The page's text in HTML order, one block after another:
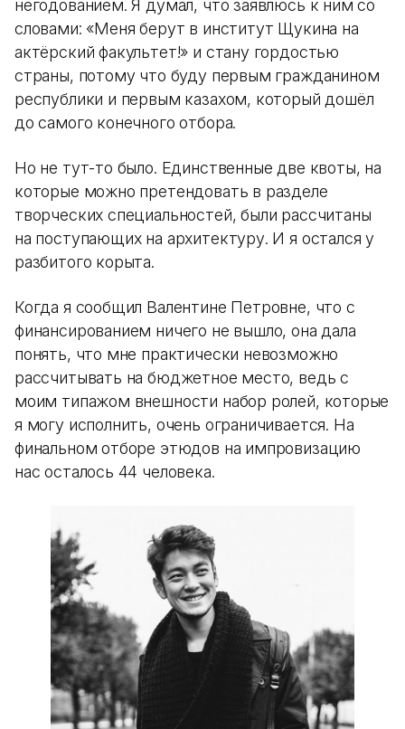
негодованием. Я думал, что заявлюсь к ним со
словами: «Меня берут в институт Щукина на
актёрский факультет!» и стану гордостью
страны, потому что буду первым гражданином
республики и первым казахом, который дошёл
до самого конечного отбора.
Но не тут-то было. Единственные две квоты, на
которые можно претендовать в разделе
творческих специальностей, были рассчитаны
на поступающих на архитектуру. И я остался у
разбитого корыта.
Когда я сообщил Валентине Петровне, что с
финансированием ничего не вышло, она дала
понять, что мне практически невозможно
рассчитывать на бюджетное место, ведь с
моим типажом внешности набор ролей, которые
я могу исполнить, очень ограничивается. На
финальном отборе этюдов на импровизацию
нас осталось 44 человека.